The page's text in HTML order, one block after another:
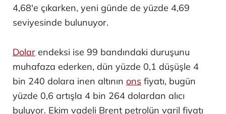
4,68'e çıkarken, yeni günde de yüzde 4,69
seviyesinde bulunuyor.
Dolar endeksi ise 99 bandındaki duruşunu
muhafaza ederken, dün yüzde 0,1 düşüşle 4
bin 240 dolara inen altının ons fiyatı, bugün
yüzde 0,6 artışla 4 bin 264 dolardan alıcı
buluyor. Ekim vadeli Brent petrolün varil fiyatı